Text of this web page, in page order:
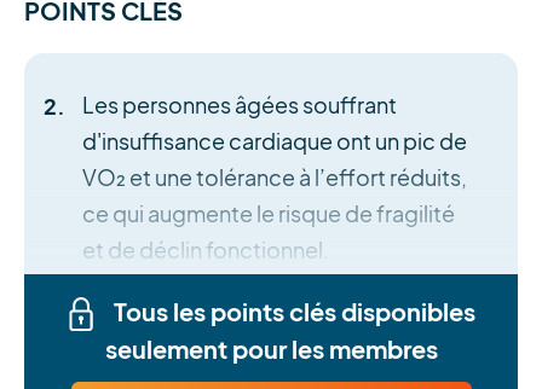
POINTS CLÉS
Les personnes âgées souffrant
d'insuffisance cardiaque ont un pic de
VO₂ et une tolérance à l’effort réduits,
ce qui augmente le risque de fragilité
et de déclin fonctionnel.
Tous les points clés disponibles
seulement pour les membres